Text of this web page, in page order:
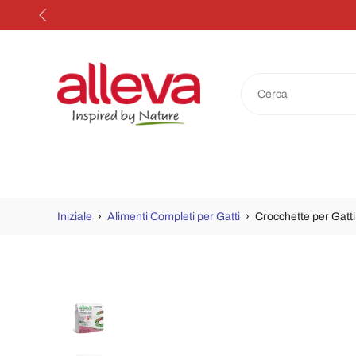
Salta
Iniziale › Alimenti Completi per Gatti › Crocchette per
alle
informazioni